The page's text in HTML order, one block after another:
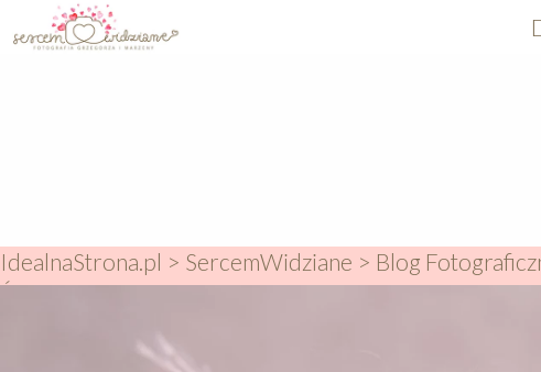
IdealnaStrona.pl > SercemWidziane > Blog
Świata